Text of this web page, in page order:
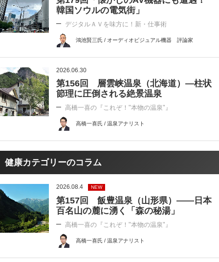
韓国ソウルの電気街」
デジタルＡＶを味方に！新・仕事術
鴻池賢三氏 / オーディオビジュアル機器 評論家
2026.06.30
第156回 層雲峡温泉（北海道）―柱状
節理に圧倒される絶景温泉
高橋一喜の『これぞ！"本物の温泉"』
高橋一喜氏 / 温泉アナリスト
健康カテゴリーのコラム
2026.08.4 NEW
第157回 飯豊温泉（山形県）――日本
百名山の麓に湧く「森の秘湯」
高橋一喜の『これぞ！"本物の温泉"』
高橋一喜氏 / 温泉アナリスト